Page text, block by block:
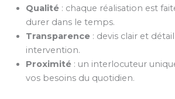
Qualité: chaque réalisation est
durer dans le temps.
Transparence: devis clair et
intervention.
Proximité: un interlocuteur
vos besoins du quotidien.